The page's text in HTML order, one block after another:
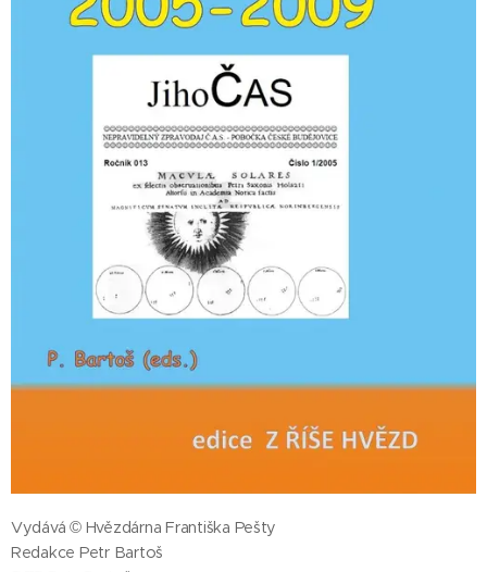
Vydává © Hvězdárna Františka Pešty
Redakce Petr Bartoš